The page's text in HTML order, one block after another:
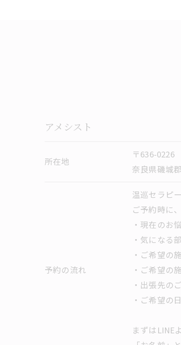
アメシスト
所在地
〒636-0226
奈良県磯城
予約の流れ
温巡セラピ
ご予約時に
・現在のお
・気になる
・ご希望の
・ご希望の
・出張先の
・ご希望の
まずはLINE